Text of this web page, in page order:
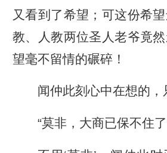
又看到了希望；可这份希
教、人教两位圣人老爷竟
望毫不留情的碾碎！
闻仲此刻心中在想的，
“莫非，大商已保不住